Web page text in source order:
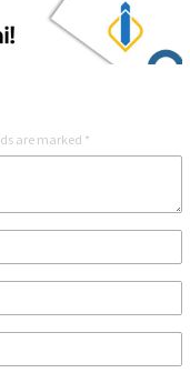
are marked *